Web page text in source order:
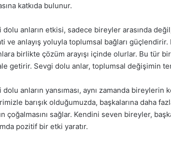
katkıda bulunur.
dolu anların etkisi, sadece bireyler arasında
ve anlayış yoluyla toplumsal bağları
birlikte çözüm arayışı içinde olurlar. Bu tür
getirir. Sevgi dolu anlar, toplumsal değişimin
dolu anların yansıması, aynı zamanda
barışık olduğumuzda, başkalarına daha
çoğalmasını sağlar. Kendini seven bireyler,
pozitif bir etki yaratır.